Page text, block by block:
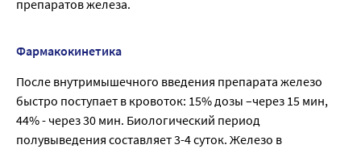
препаратов железа.
Фармакокинетика
После внутримышечного введения препарата железо
быстро поступает в кровоток: 15% дозы –через 15 мин,
44% - через 30 мин. Биологический период
полувыведения составляет 3-4 суток. Железо в